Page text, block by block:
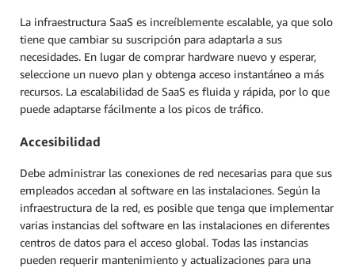
La infraestructura SaaS es increíblemente escalable, ya que solo
tiene que cambiar su suscripción para adaptarla a sus
necesidades. En lugar de comprar hardware nuevo y esperar,
seleccione un nuevo plan y obtenga acceso instantáneo a más
recursos. La escalabilidad de SaaS es fluida y rápida, por lo que
puede adaptarse fácilmente a los picos de tráfico.
Accesibilidad
Debe administrar las conexiones de red necesarias para que sus
empleados accedan al software en las instalaciones. Según la
infraestructura de la red, es posible que tenga que implementar
varias instancias del software en las instalaciones en diferentes
centros de datos para el acceso global. Todas las instancias
pueden requerir mantenimiento y actualizaciones para una